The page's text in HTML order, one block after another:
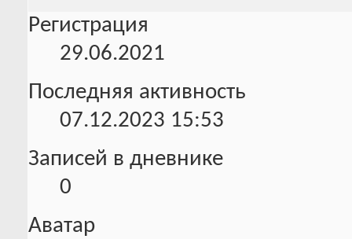
Регистрация
29.06.2021
Последняя активность
07.12.2023 15:53
Записей в дневнике
0
Аватар